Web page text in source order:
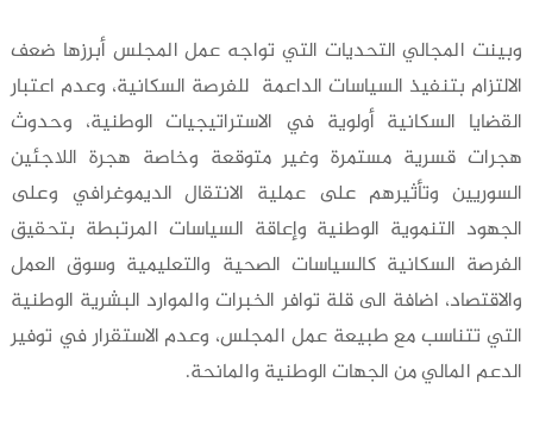
وبينت المجالي التحديات التي تواجه عمل المجلس أبرزها ضعف
الالتزام بتنفيذ السياسات الداعمة للفرصة السكانية، وعدم اعتبار
القضايا السكانية أولوية في الاستراتيجيات الوطنية، وحدوث
هجرات قسرية مستمرة وغير متوقعة وخاصة هجرة اللاجئين
السوريين وتأثيرهم على عملية الانتقال الديموغرافي وعلى
الجهود التنموية الوطنية وإعاقة السياسات المرتبطة بتحقيق
الفرصة السكانية كالسياسات الصحية والتعليمية وسوق العمل
والاقتصاد، اضافة الى قلة توافر الخبرات والموارد البشرية الوطنية
التي تتناسب مع طبيعة عمل المجلس، وعدم الاستقرار في توفير
الدعم المالي من الجهات الوطنية والمانحة.